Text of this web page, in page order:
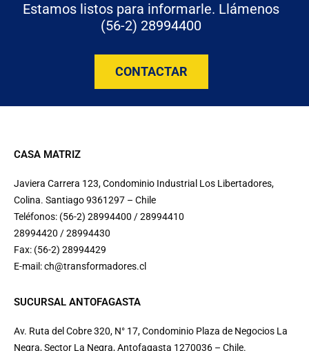
Estamos listos para informarle. Llámenos
(56-2) 28994400
CONTACTAR
CASA MATRIZ
Javiera Carrera 123, Condominio Industrial Los Libertadores,
Colina. Santiago 9361297 – Chile
Teléfonos: (56-2) 28994400 / 28994410
28994420 / 28994430
Fax: (56-2) 28994429
E-mail:ch@transformadores.cl
SUCURSAL ANTOFAGASTA
Av. Ruta del Cobre 320, N° 17, Condominio Plaza de Negocios La
Negra, Sector La Negra, Antofagasta 1270036 – Chile.